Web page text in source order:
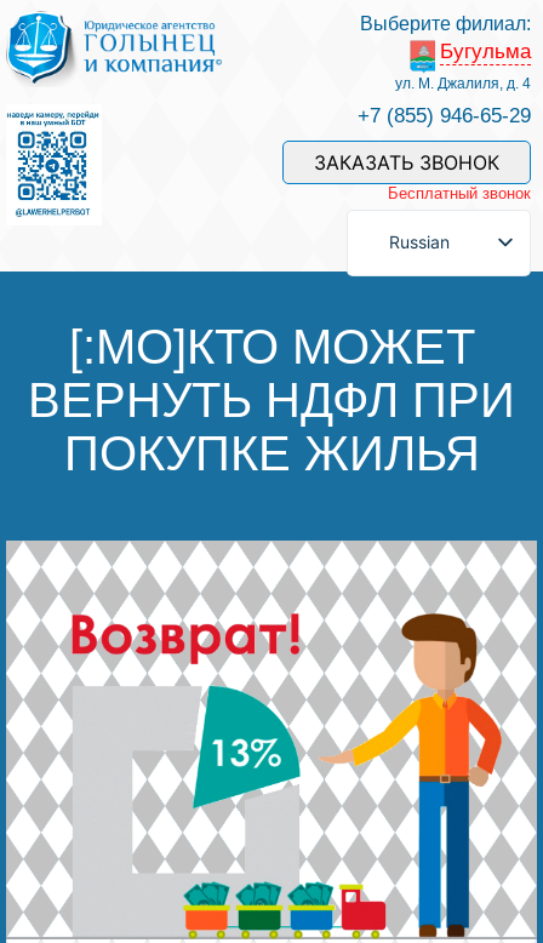
Услуги и наши специалисты
Оплата услуг
Задать вопрос
Отзывы
Полезные статьи
Наши победы
Видео о нас
Выберите филиал:
Бугульма
ул. М. Джалиля, д. 4
+7 (855) 946-65-29
ЗАКАЗАТЬ ЗВОНОК
Бесплатный звонок
Russian
[:MO]КТО МОЖЕТ
ВЕРНУТЬ НДФЛ ПРИ
ПОКУПКЕ ЖИЛЬЯ